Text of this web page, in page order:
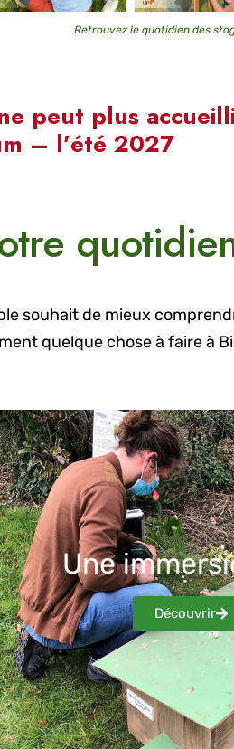
Retrouvez le quotidien des
peut plus
– l’été 2027
souhait de mieux
quelque chose à faire à
Une
Découvrir